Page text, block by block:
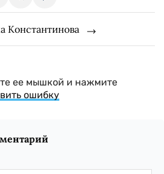
Константинова
ее мышкой и нажмите
ошибку